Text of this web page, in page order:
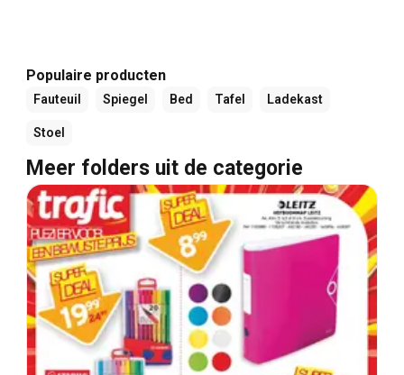
Populaire producten
Fauteuil Spiegel Bed Tafel Ladekast
Stoel
Meer folders uit de categorie